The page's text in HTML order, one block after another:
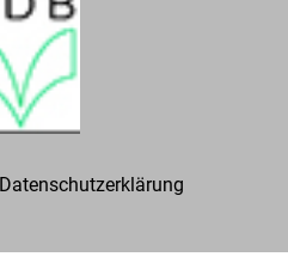
Datenschutzerklärung